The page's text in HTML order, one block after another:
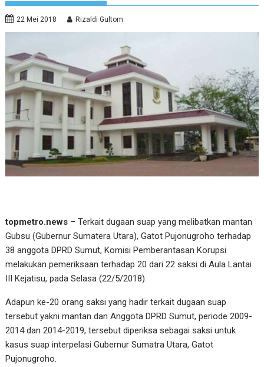
22 Mei 2018 Rizaldi Gultom
topmetro.news – Terkait dugaan suap yang melibatkan mantan
Gubsu (Gubernur Sumatera Utara), Gatot Pujonugroho terhadap
38 anggota DPRD Sumut, Komisi Pemberantasan Korupsi
melakukan pemeriksaan terhadap 20 dari 22 saksi di Aula Lantai
III Kejatisu, pada Selasa (22/5/2018).
Adapun ke-20 orang saksi yang hadir terkait dugaan suap
tersebut yakni mantan dan Anggota DPRD Sumut, periode 2009-
2014 dan 2014-2019, tersebut diperiksa sebagai saksi untuk
kasus suap interpelasi Gubernur Sumatra Utara, Gatot
Pujonugroho.